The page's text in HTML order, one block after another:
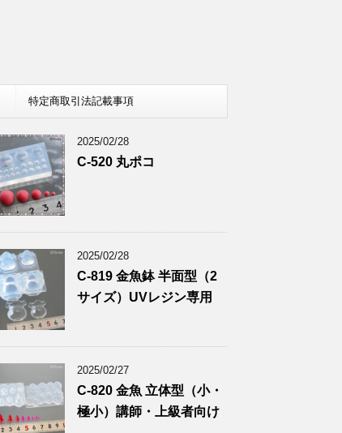
特定商取引法記載事項
2025/02/28
C-520 丸ポコ
2025/02/28
C-819 金魚鉢 半面型（2
サイズ）UVレジン専用
2025/02/27
C-820 金魚 立体型（小・
極小）講師・上級者向け